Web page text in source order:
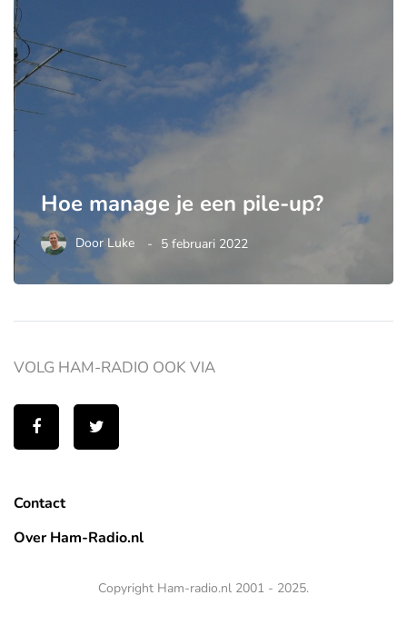
Hoe manage je een pile-up?
Door Luke 5 februari 2022
Contact
Over Ham-Radio.nl
VOLG HAM-RADIO OOK VIA
Copyright Ham-radio.nl 2001 - 2025.